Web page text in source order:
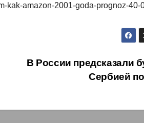
kak-amazon-2001-goda-prognoz-40-
В России предсказали
Сербией